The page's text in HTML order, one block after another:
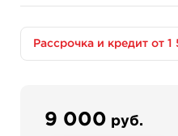
алюминиевого сплава
что обеспечивает
Машинка работает от
необходимости
Тонкий грипп диаметром
Рассрочка и кредит от
9 000 руб.